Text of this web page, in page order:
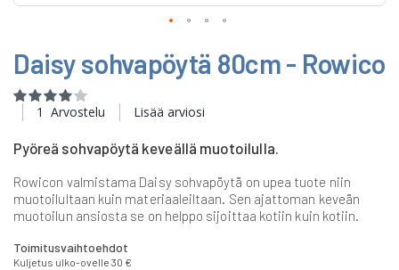
to
the
beginning
of
the
gallery
Daisy sohvapöytä 80cm - Rowico
Rating:
80
100
1 Arvostelu Lisää arviosi
Pyöreä sohvapöytä keveällä muotoilulla.
Rowicon valmistama Daisy sohvapöytä on upea tuote niin
muotoilultaan kuin materiaaleiltaan. Sen ajattoman keveän
muotoilun ansiosta se on helppo sijoittaa kotiin kuin kotiin.
Toimitusvaihtoehdot
Kuljetus ulko-ovelle 30 €